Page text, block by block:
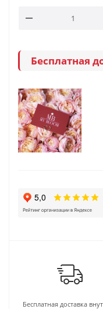
Бесплатная
Бесплатная доставка